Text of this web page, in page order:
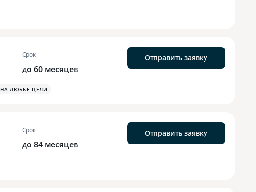
Срок
до 60 месяцев
Отправить заявку
НА ЛЮБЫЕ ЦЕЛИ
Срок
до 84 месяцев
Отправить заявку